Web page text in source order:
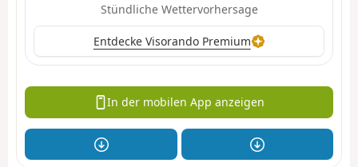
Stündliche Wettervorhersage
Entdecke Visorando Premium
In der mobilen App anzeigen